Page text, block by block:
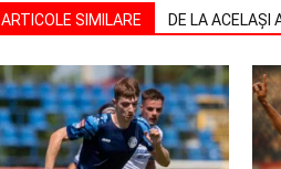
ARTICOLE SIMILARE DE LA ACELAȘI